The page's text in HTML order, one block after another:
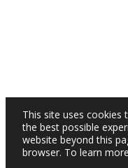
This site uses cookies
the best possible
website beyond this
browser. To learn